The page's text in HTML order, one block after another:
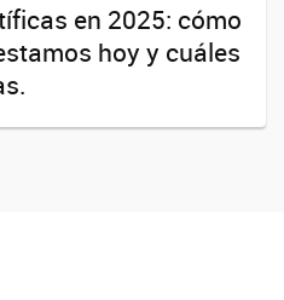
en 2025: cómo
hoy y cuáles